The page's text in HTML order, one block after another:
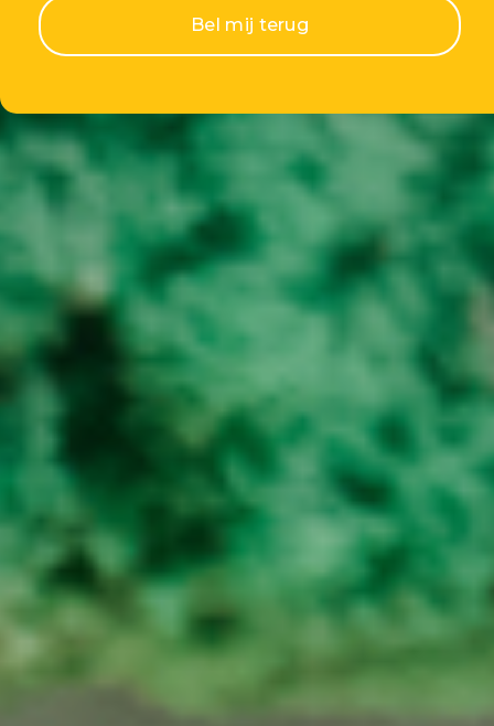
Bel mij terug